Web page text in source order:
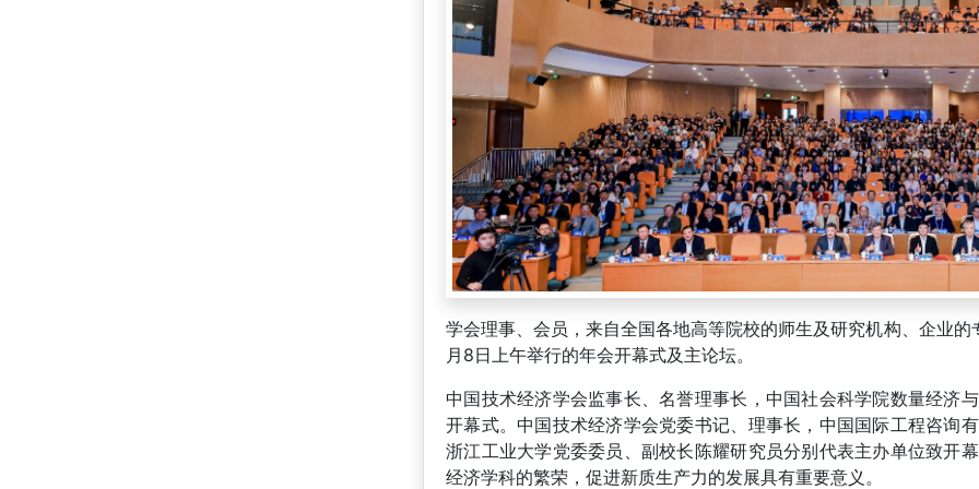
学会理事、会员，来自全国各地高等院校的师生及研究机构、企业
月8日上午举行的年会开幕式及主论坛。
中国技术经济学会监事长、名誉理事长，中国社会科学院数量经济
开幕式。中国技术经济学会党委书记、理事长，中国国际工程咨询
浙江工业大学党委委员、副校长陈耀研究员分别代表主办单位致开
经济学科的繁荣，促进新质生产力的发展具有重要意义。